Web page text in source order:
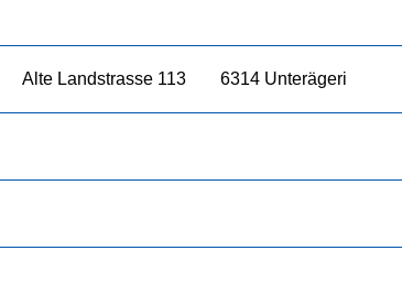
Alte Landstrasse 113 6314 Unterägeri